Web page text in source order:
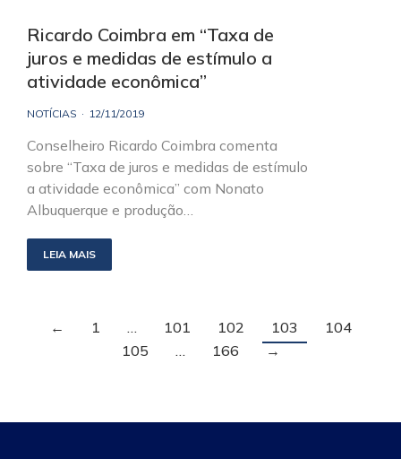
Ricardo Coimbra em “Taxa de
juros e medidas de estímulo a
atividade econômica”
NOTÍCIAS 12/11/2019
Conselheiro Ricardo Coimbra comenta
sobre “Taxa de juros e medidas de estímulo
a atividade econômica” com Nonato
Albuquerque e produção…
LEIA MAIS
← 1 … 101 102 103
104
105
… 166 →